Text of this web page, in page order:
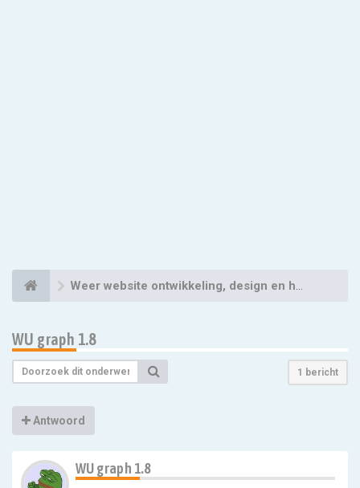
Weer website ontwikkeling, design en hosting
WU graph 1.8
1 bericht
Antwoord
WU graph 1.8